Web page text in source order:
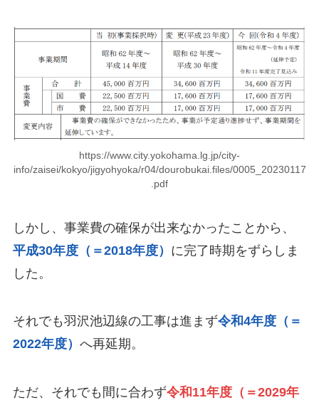
https://www.city.yokohama.lg.jp/city-
info/zaisei/kokyo/jigyohyoka/r04/dourobukai.files/0005_20230117
.pdf
しかし、事業費の確保が出来なかったことから、
平成30年度（＝2018年度） に完了時期をずらしま
した。
それでも羽沢池辺線の工事は進まず令和4年度（＝
2022年度） へ再延期。
ただ、それでも間に合わず令和11年度（＝2029年